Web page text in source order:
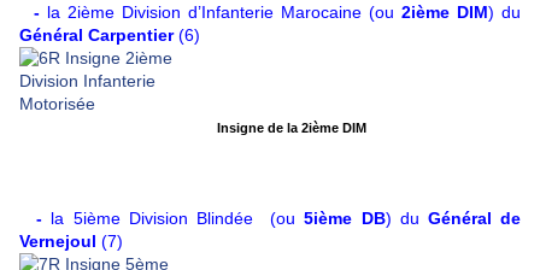
- la 2ième Division d’Infanterie Marocaine (ou 2ième DIM) du
Général Carpentier(6)
Insigne de la 2ième DIM
- la 5ième Division Blindée (ou5ième DB) du Général de
Vernejoul (7)